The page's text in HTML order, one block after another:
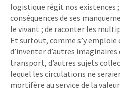
logistique régit nos existences
conséquences de ses
le vivant ; de raconter les
Et surtout, comme s’y
d’inventer d’autres
transport, d’autres sujets
lequel les circulations ne
mortifère au service de la